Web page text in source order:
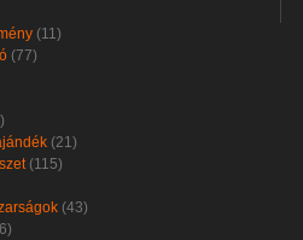
(11)
(77)
(21)
(115)
(43)